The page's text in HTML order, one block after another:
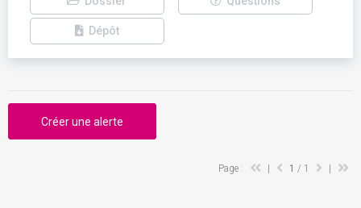
Dépôt
Créer une alerte
Page : 1 / 1